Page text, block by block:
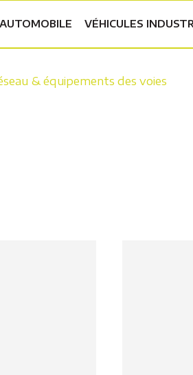
AUTOMOBILE VÉHICULES
& équipements des voies